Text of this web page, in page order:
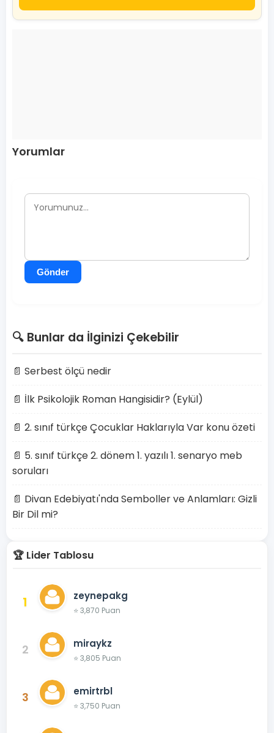
Yorumlar
Gönder
🔍 Bunlar da İlginizi Çekebilir
📄 Serbest ölçü nedir
📄 İlk Psikolojik Roman Hangisidir? (Eylül)
📄 2. sınıf türkçe Çocuklar Haklarıyla Var konu özeti
📄 5. sınıf türkçe 2. dönem 1. yazılı 1. senaryo meb
soruları
📄 Divan Edebiyatı'nda Semboller ve Anlamları: Gizli
Bir Dil mi?
🏆 Lider Tablosu
1 zeynepakg
⭐ 3,870 Puan
2 miraykz
⭐ 3,805 Puan
3 emirtrbl
⭐ 3,750 Puan